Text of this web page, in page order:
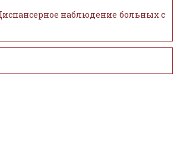
наблюдение больных с